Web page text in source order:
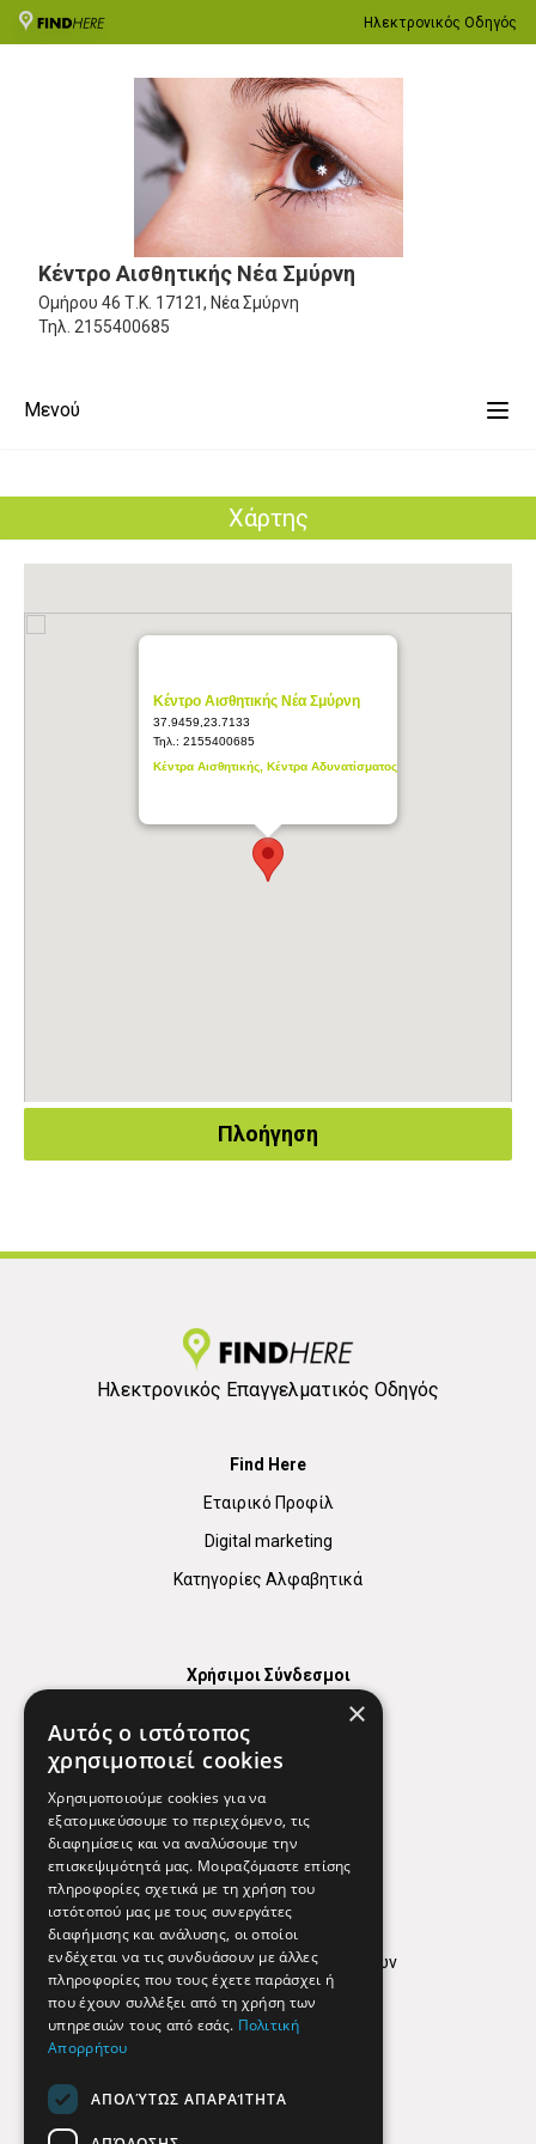
Ηλεκτρονικός Οδηγός
Κέντρο Αισθητικής Νέα Σμύρνη
Ομήρου 46 Τ.Κ. 17121, Νέα Σμύρνη
Τηλ. 2155400685
Μενού
Χάρτης
Κέντρο Αισθητικής Νέα Σμύρνη
37.9459,23.7133
Τηλ.: 2155400685
Κέντρα Αισθητικής, Κέντρα Αδυνατίσματος
Πλοήγηση
Ηλεκτρονικός Επαγγελματικός Οδηγός
Find Here
Εταιρικό Προφίλ
Digital marketing
Κατηγορίες Αλφαβητικά
Χρήσιμοι Σύνδεσμοι
Χρήσιμα Τηλέφωνα
Εφημερεύοντα Φαρμακεία
Απόρρητο
Όροι Χρήσης
Πολιτική προστασίας δεδομένων
Findhere
Social Media
×
Αυτός ο ιστότοπος
χρησιμοποιεί cookies
Χρησιμοποιούμε cookies για να
εξατομικεύσουμε το περιεχόμενο, τις
διαφημίσεις και να αναλύσουμε την
επισκεψιμότητά μας. Μοιραζόμαστε επίσης
πληροφορίες σχετικά με τη χρήση του
ιστότοπού μας με τους συνεργάτες
διαφήμισης και ανάλυσης, οι οποίοι
ενδέχεται να τις συνδυάσουν με άλλες
πληροφορίες που τους έχετε παράσχει ή
που έχουν συλλέξει από τη χρήση των
υπηρεσιών τους από εσάς. Πολιτική
Απορρήτου
ΑΠΟΛΎΤΩΣ ΑΠΑΡΑΊΤΗΤΑ